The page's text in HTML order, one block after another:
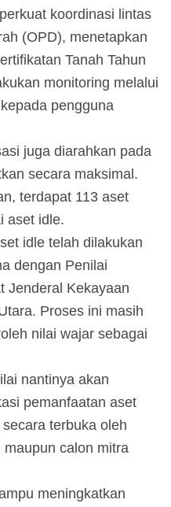
koordinasi lintas
(OPD), menetapkan
Tanah Tahun
monitoring melalui
pengguna
juga diarahkan pada
secara maksimal.
terdapat 113 aset
aset idle.
idle telah dilakukan
dengan Penilai
Jenderal Kekayaan
Proses ini masih
nilai wajar sebagai
nantinya akan
pemanfaatan aset
terbuka oleh
calon mitra
meningkatkan